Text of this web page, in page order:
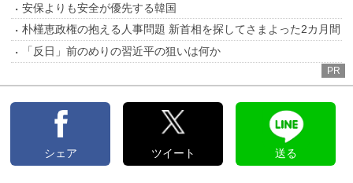
安保よりも安全が優先する韓国
朴槿恵政権の抱える人事問題 新首相を探してさまよった2カ月間
「反日」前のめりの習近平の狙いは何か
PR
シェア ツイート 送る